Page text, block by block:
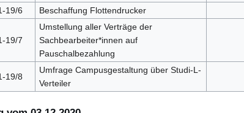
19/6 Beschaffung Flottendrucker
19/7
Umstellung aller Verträge der
Sachbearbeiter*innen auf
Pauschalbezahlung
19/8
Umfrage Campusgestaltung über Studi-L-
Verteiler